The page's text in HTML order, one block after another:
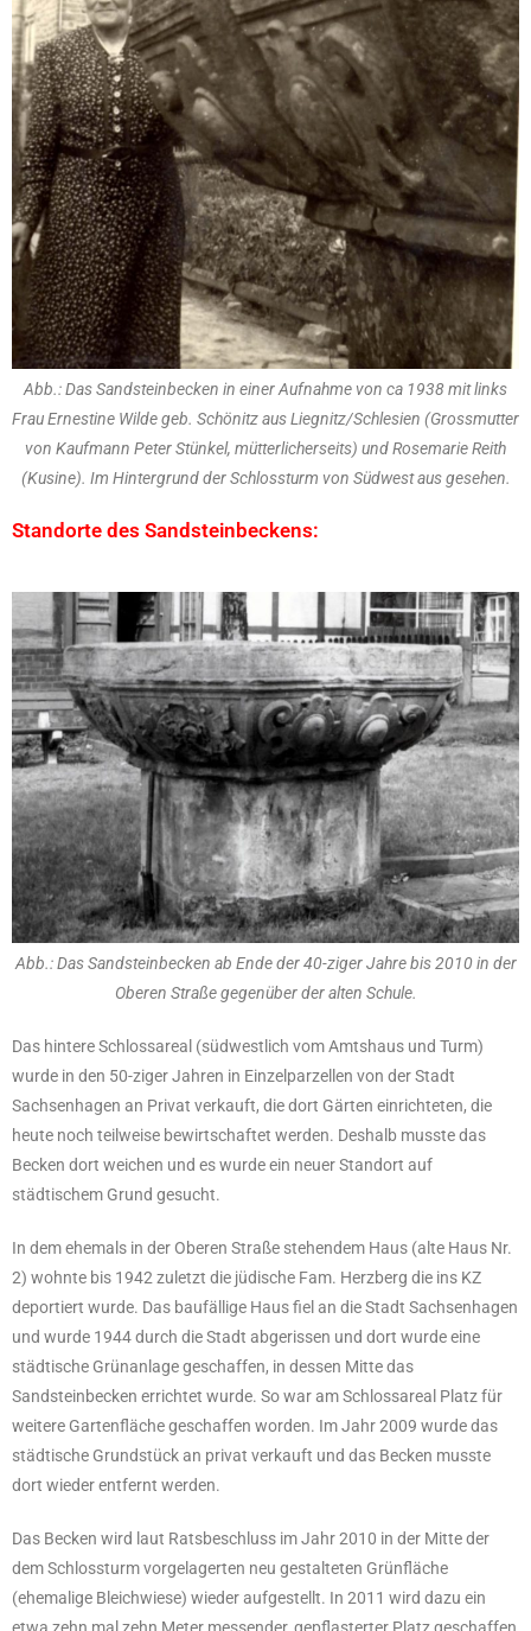
Abb.: Das Sandsteinbecken in einer Aufnahme von ca 1938 mit links
Frau Ernestine Wilde geb. Schönitz aus Liegnitz/Schlesien (Grossmutter
von Kaufmann Peter Stünkel, mütterlicherseits) und Rosemarie Reith
(Kusine). Im Hintergrund der Schlossturm von Südwest aus gesehen.
Standorte des Sandsteinbeckens:
Abb.: Das Sandsteinbecken ab Ende der 40-ziger Jahre bis 2010 in der
Oberen Straße gegenüber der alten Schule.
Das hintere Schlossareal (südwestlich vom Amtshaus und Turm)
wurde in den 50-ziger Jahren in Einzelparzellen von der Stadt
Sachsenhagen an Privat verkauft, die dort Gärten einrichteten, die
heute noch teilweise bewirtschaftet werden. Deshalb musste das
Becken dort weichen und es wurde ein neuer Standort auf
städtischem Grund gesucht.
In dem ehemals in der Oberen Straße stehendem Haus (alte Haus Nr.
2) wohnte bis 1942 zuletzt die jüdische Fam. Herzberg die ins KZ
deportiert wurde. Das baufällige Haus fiel an die Stadt Sachsenhagen
und wurde 1944 durch die Stadt abgerissen und dort wurde eine
städtische Grünanlage geschaffen, in dessen Mitte das
Sandsteinbecken errichtet wurde. So war am Schlossareal Platz für
weitere Gartenfläche geschaffen worden. Im Jahr 2009 wurde das
städtische Grundstück an privat verkauft und das Becken musste
dort wieder entfernt werden.
Das Becken wird laut Ratsbeschluss im Jahr 2010 in der Mitte der
dem Schlossturm vorgelagerten neu gestalteten Grünfläche
(ehemalige Bleichwiese) wieder aufgestellt. In 2011 wird dazu ein